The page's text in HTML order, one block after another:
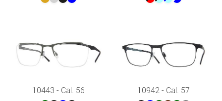
10443 - Cal. 56 10942 - Cal. 57